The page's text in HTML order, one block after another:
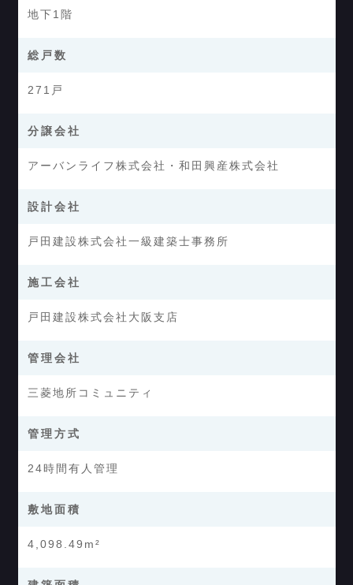
地下1階
総戸数
271戸
分譲会社
アーバンライフ株式会社・和田興産株式会社
設計会社
戸田建設株式会社一級建築士事務所
施工会社
戸田建設株式会社大阪支店
管理会社
三菱地所コミュニティ
管理方式
24時間有人管理
敷地面積
4,098.49m²